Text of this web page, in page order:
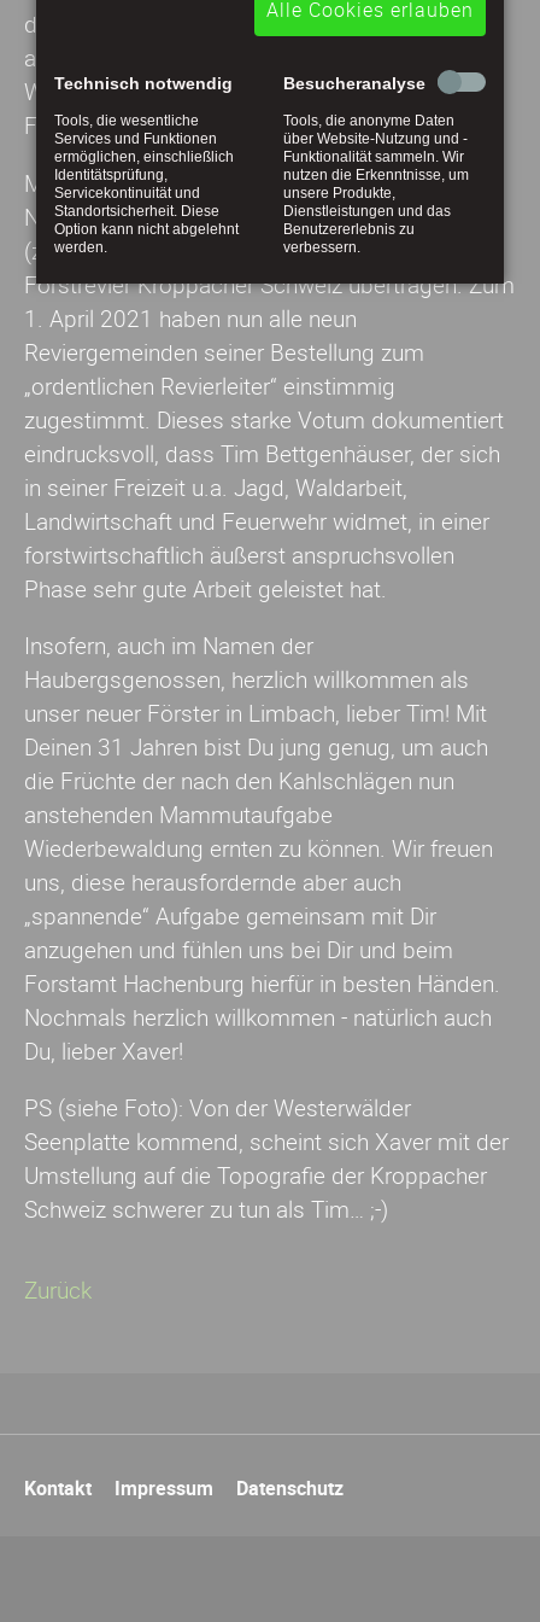
der Universität Freiburg erfolgreich
abgeschlossen und war seither im Revier
Westerwälder Seenplatte als
Forstinspektorenanwärter tätig.
Mitten in der „Borkenkäfertragödie“ bekam er im
November 2019 als Regionalförster dann die
(zunächst kommissarische) Leitung für das
Forstrevier Kroppacher Schweiz übertragen. Zum
1. April 2021 haben nun alle neun
Reviergemeinden seiner Bestellung zum
„ordentlichen Revierleiter“ einstimmig
zugestimmt. Dieses starke Votum dokumentiert
eindrucksvoll, dass Tim Bettgenhäuser, der sich
in seiner Freizeit u.a. Jagd, Waldarbeit,
Landwirtschaft und Feuerwehr widmet, in einer
forstwirtschaftlich äußerst anspruchsvollen
Phase sehr gute Arbeit geleistet hat.
Insofern, auch im Namen der
Haubergsgenossen, herzlich willkommen als
unser neuer Förster in Limbach, lieber Tim! Mit
Deinen 31 Jahren bist Du jung genug, um auch
die Früchte der nach den Kahlschlägen nun
anstehenden Mammutaufgabe
Wiederbewaldung ernten zu können. Wir freuen
uns, diese herausfordernde aber auch
„spannende“ Aufgabe gemeinsam mit Dir
anzugehen und fühlen uns bei Dir und beim
Forstamt Hachenburg hierfür in besten Händen.
Nochmals herzlich willkommen - natürlich auch
Du, lieber Xaver!
PS (siehe Foto): Von der Westerwälder
Seenplatte kommend, scheint sich Xaver mit der
Umstellung auf die Topografie der Kroppacher
Schweiz schwerer zu tun als Tim… ;-)
Zurück
überspringen
Kontakt Impressum Datenschutz
Alle Cookies erlauben
Technisch notwendig
Tools, die wesentliche
Services und Funktionen
ermöglichen, einschließlich
Identitätsprüfung,
Servicekontinuität und
Standortsicherheit. Diese
Option kann nicht abgelehnt
werden.
Besucheranalyse
Tools, die anonyme Daten
über Website-Nutzung und -
Funktionalität sammeln. Wir
nutzen die Erkenntnisse, um
unsere Produkte,
Dienstleistungen und das
Benutzererlebnis zu
verbessern.